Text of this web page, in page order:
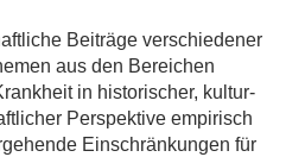
Beiträge verschiedener
aus den Bereichen
in historischer, kultur-
Perspektive empirisch
Einschränkungen für